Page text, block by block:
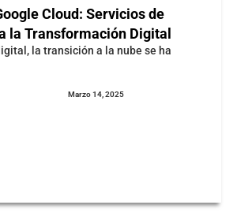
Cloud: Servicios de
la Transformación Digital
la transición a la nube se ha
Marzo 14, 2025